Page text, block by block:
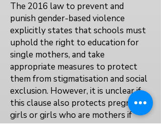
The 2016 law to prevent and
punish gender-based violence
explicitly states that schools must
uphold the right to education for
single mothers, and take
appropriate measures to protect
them from stigmatisation and social
exclusion. However, it is unclear if
this clause also protects pregnant
girls or girls who are mothers if
they are victims of child marriage